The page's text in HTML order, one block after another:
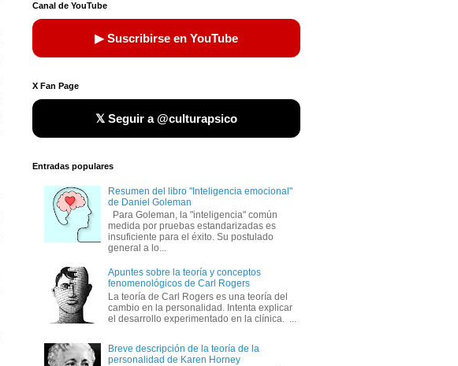
Canal de YouTube
▶ Suscribirse en YouTube
X Fan Page
𝕏 Seguir a @culturapsico
Entradas populares
Resumen del libro "Inteligencia emocional"
de Daniel Goleman
Para Goleman, la "inteligencia" común
medida por pruebas estandarizadas es
insuficiente para el éxito. Su postulado
general a lo...
Apuntes sobre la teoría y conceptos
fenomenológicos de Carl Rogers
La teoría de Carl Rogers es una teoría del
cambio en la personalidad. Intenta explicar
el desarrollo experimentado en la clínica. ...
Breve descripción de la teoría de la
personalidad de Karen Horney